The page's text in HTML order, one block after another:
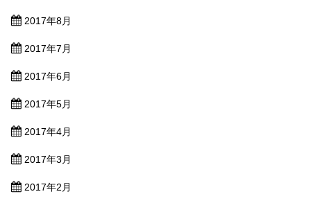
2017年8月
2017年7月
2017年6月
2017年5月
2017年4月
2017年3月
2017年2月